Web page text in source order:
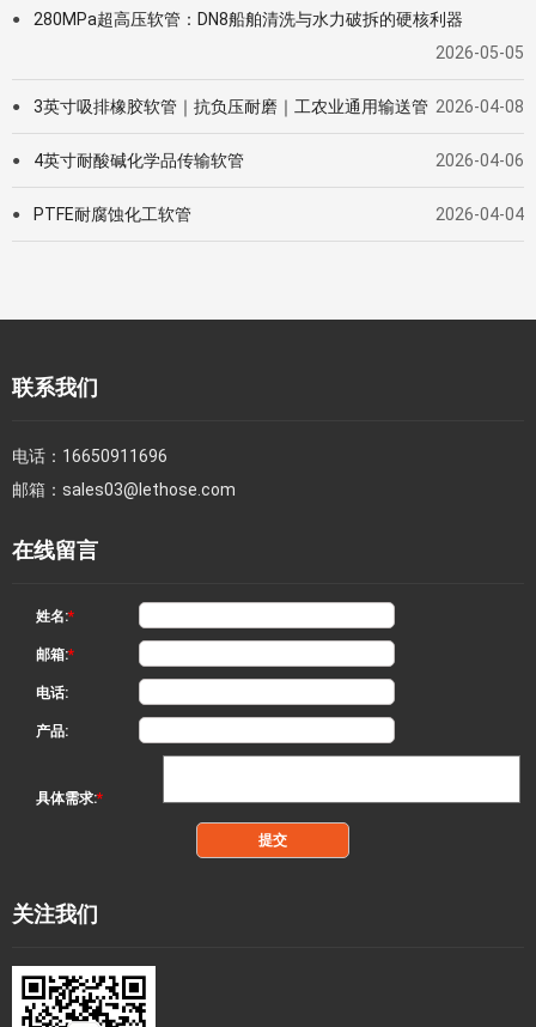
●
280MPa超高压软管：DN8船舶清洗与水力破拆的硬核利器
2026-05-05
● 3英寸吸排橡胶软管｜抗负压耐磨｜工农业通用输送管 2026-04-08
● 4英寸耐酸碱化学品传输软管 2026-04-06
● PTFE耐腐蚀化工软管 2026-04-04
联系我们
电话： 16650911696
邮箱： sales03@lethose.com
在线留言
姓名:*
邮箱:*
电话:
产品:
具体需求:*
关注我们